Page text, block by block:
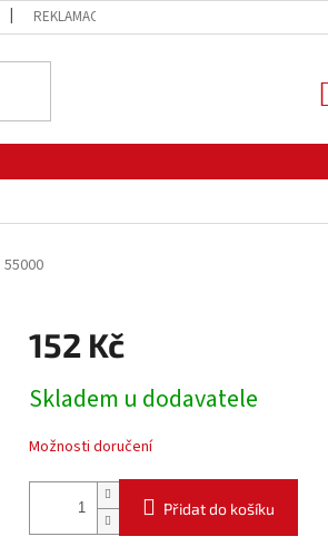
REKLAMACE ZBOŽÍ
55000
152 Kč
cena:
Skladem u dodavatele
Možnosti doručení
Přidat do košíku